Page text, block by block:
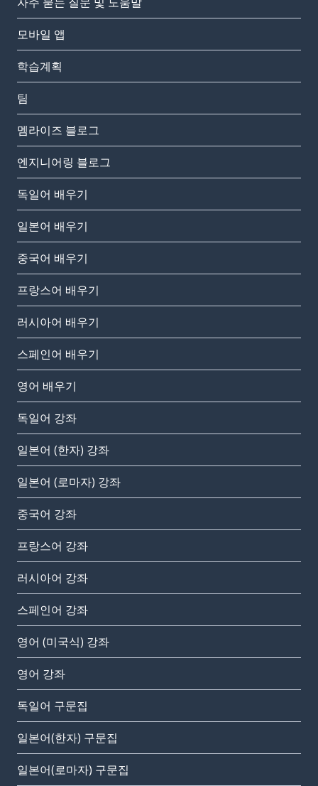
모바일 앱
학습계획
팀
멤라이즈 블로그
엔지니어링 블로그
독일어 배우기
일본어 배우기
중국어 배우기
프랑스어 배우기
러시아어 배우기
스페인어 배우기
영어 배우기
독일어 강좌
일본어 (한자) 강좌
일본어 (로마자) 강좌
중국어 강좌
프랑스어 강좌
러시아어 강좌
스페인어 강좌
영어 (미국식) 강좌
영어 강좌
독일어 구문집
일본어(한자) 구문집
일본어(로마자) 구문집